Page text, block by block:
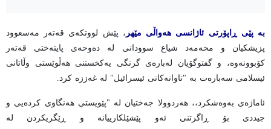
بە پێی ڕاپۆرتی ئاژانسی هەواڵی مێهر ، پێش لووتكەی قەتەر مەسعوود
پزیشکیان و محەمەد شیاع سوودانی لە دەوحەی پایتەختی قەتەر
كۆبوونەوە، و گفتوگۆیان لەبارەی گرنگی یەکخستنی هەڵوێستی وڵاتانی
ئیسلامی سەبارەت بە "تاوانەکانی ئیسرائیل" لە غەززە كرد.
ئاماژەی بەوەشكرد،، هەردوولا جەختیان لە "پێویستی هەنگاوی کردەیی و
جیددی بۆ ڕاگرتنی ئەو پێشێلکارییانە و ڕێگریکردن لە